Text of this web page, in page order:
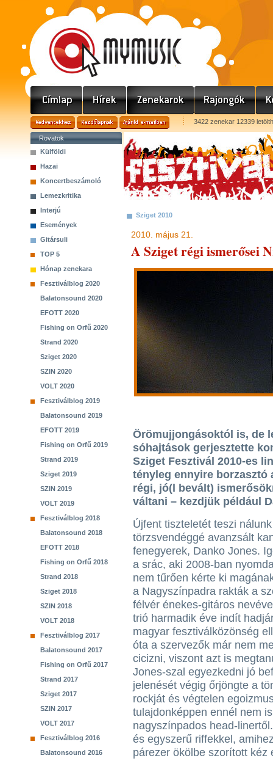
3422 zenekar 12339
Rovatok
Külföldi
Hazai
Koncertbeszámoló
Lemezkritika
Interjú
Események
Gitársuli
TOP 5
Hónap zenekara
Fesztiválblog 2020
Balatonsound 2020
EFOTT 2020
Fishing on Orfű 2020
Strand 2020
Sziget 2020
SZIN 2020
VOLT 2020
Fesztiválblog 2019
Balatonsound 2019
EFOTT 2019
Fishing on Orfű 2019
Strand 2019
Sziget 2019
SZIN 2019
VOLT 2019
Fesztiválblog 2018
Balatonsound 2018
EFOTT 2018
Fishing on Orfű 2018
Strand 2018
Sziget 2018
SZIN 2018
VOLT 2018
Fesztiválblog 2017
Balatonsound 2017
Fishing on Orfű 2017
Strand 2017
Sziget 2017
SZIN 2017
VOLT 2017
Fesztiválblog 2016
Balatonsound 2016
Sziget 2010
2010. május 21.
A Sziget régi ismerősei
Örömujjongásoktól is, de
sóhajtások gerjesztette
Sziget Fesztivál 2010-es
tényleg ennyire borzasztó
régi, jó(l bevált)
váltani – kezdjük például
Újfent tiszteletét teszi
törzsvendéggé avanzsált
fenegyerek, Danko Jones.
a srác, aki 2008-ban
nem tűrően kérte ki
a Nagyszínpadra rakták a
félvér énekes-gitáros
trió harmadik éve indít
magyar fesztiválközönség
óta a szervezők már nem
cicizni, viszont azt is
Jones-szal egyezkedni jó
jelenését végig őrjöngte a
rockját és végtelen
tulajdonképpen ennél nem
nagyszínpados head-
és egyszerű riffekkel,
párezer ökölbe szorított kéz